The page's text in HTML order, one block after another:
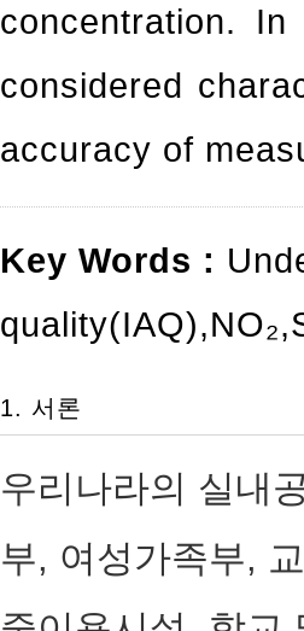
concentration.
considered
accuracy of
Key Words :
quality(IAQ),NO₂,
1. 서론
우리나라의 실내
부, 여성가족부,